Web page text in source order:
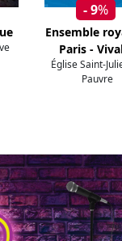
- 9%
Ensemble
Paris -
Église Saint-
Pauvre